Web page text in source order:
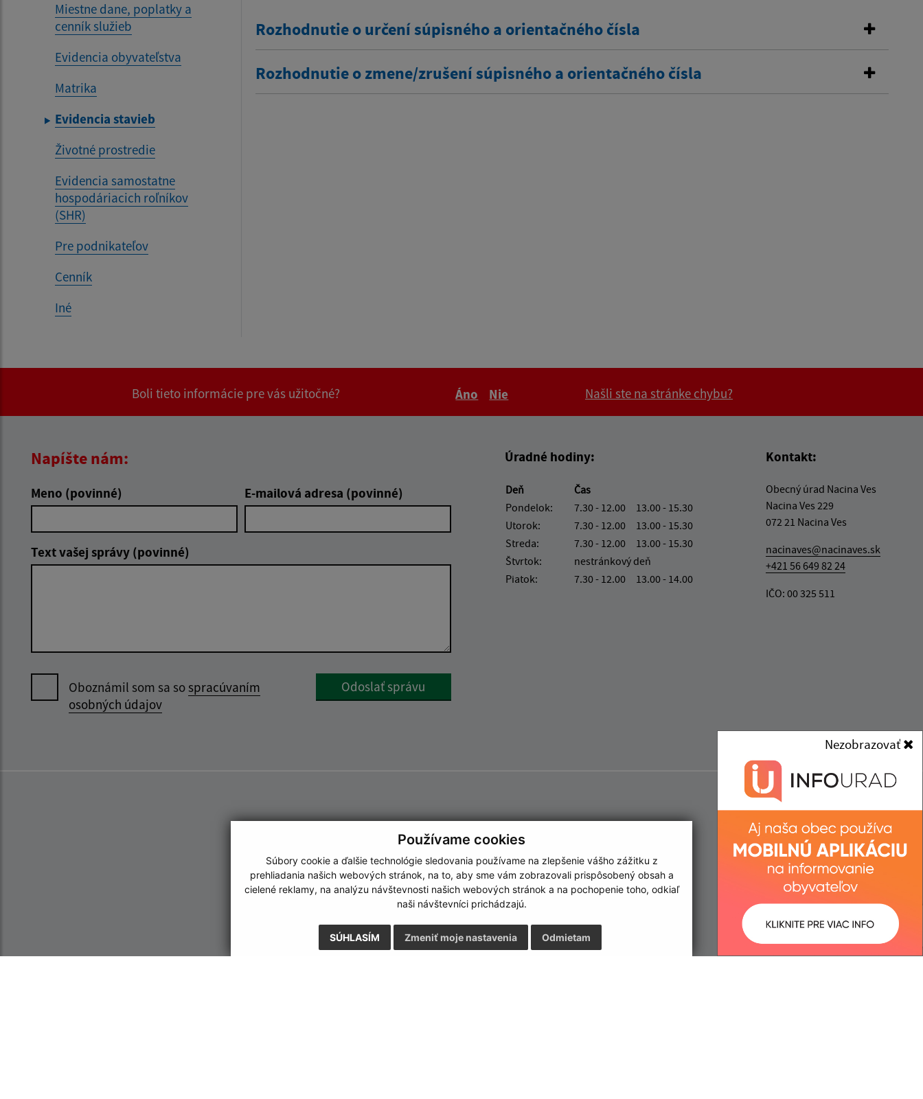
Používame cookies
Súbory cookie a ďalšie technológie sledovania používame na zlepšenie vášho zážitku z
prehliadania našich webových stránok, na to, aby sme vám zobrazovali prispôsobený obsah a
cielené reklamy, na analýzu návštevnosti našich webových stránok a na pochopenie toho, odkiaľ
naši návštevníci prichádzajú.
SÚHLASÍM Odmietam
Zmeniť moje nastavenia
Nezobrazovať
Miestne dane, poplatky a
cenník služieb
Evidencia obyvateľstva
Matrika
Evidencia stavieb
Životné prostredie
Evidencia samostatne
hospodáriacich roľníkov
(SHR)
Pre podnikateľov
Cenník
Iné
Rozhodnutie o určení súpisného a orientačného čísla
Rozhodnutie o zmene/zrušení súpisného a orientačného čísla
Boli tieto informácie pre vás užitočné?
Áno
Nie
Našli ste na stránke chybu?
Napíšte nám:
Meno (povinné) E-mailová adresa (povinné)
Text vašej správy (povinné)
Oboznámil som sa sospracúvaním
osobných údajov
Odoslať správu
Úradné hodiny:
Deň
Čas
Pondelok:
7.30 - 12.00 13.00 - 15.30
Utorok:
7.30 - 12.00 13.00 - 15.30
Streda:
7.30 - 12.00 13.00 - 15.30
Štvrtok:
nestránkový deň
Piatok:
7.30 - 12.00 13.00 - 14.00
Kontakt:
Obecný úrad Nacina Ves
Nacina Ves 229
072 21 Nacina Ves
nacinaves@nacinaves.sk
+421 56 649 82 24
IČO: 00 325 511